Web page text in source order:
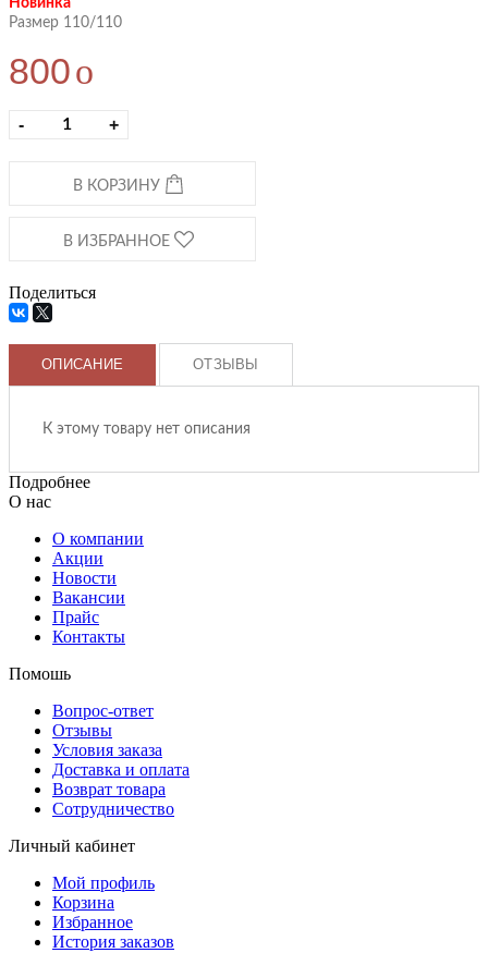
Новинка
Размер 110/110
800o
- +
В КОРЗИНУ
В ИЗБРАННОЕ
Поделиться
ОПИСАНИЕ ОТЗЫВЫ
К этому товару нет описания
Подробнее
О нас
О компании
Акции
Новости
Вакансии
Прайс
Контакты
Помошь
Вопрос-ответ
Отзывы
Условия заказа
Доставка и оплата
Возврат товара
Сотрудничество
Личный кабинет
Мой профиль
Корзина
Избранное
История заказов